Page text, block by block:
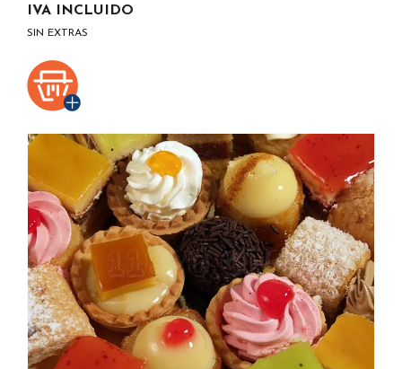
IVA INCLUIDO
SIN EXTRAS